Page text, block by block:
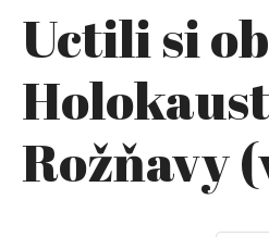
Uctili si
Rožňavy